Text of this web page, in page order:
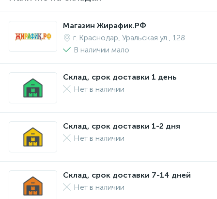
Магазин Жирафик.РФ
г. Краснодар, Уральская ул., 128
В наличии мало
Склад, срок доставки 1 день
Нет в наличии
Склад, срок доставки 1-2 дня
Нет в наличии
Склад, срок доставки 7-14 дней
Нет в наличии